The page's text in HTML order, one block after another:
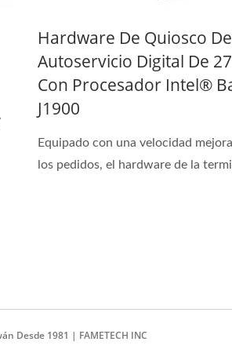
Hardware De Quiosco De
Autoservicio Digital De
Con Procesador Intel®
J1900
Equipado con una velocidad
los pedidos, el hardware de la
Desde 1981 | FAMETECH INC